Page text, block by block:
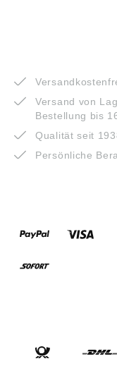
Versand von
Bestellung bis
Qualität seit
Persönliche